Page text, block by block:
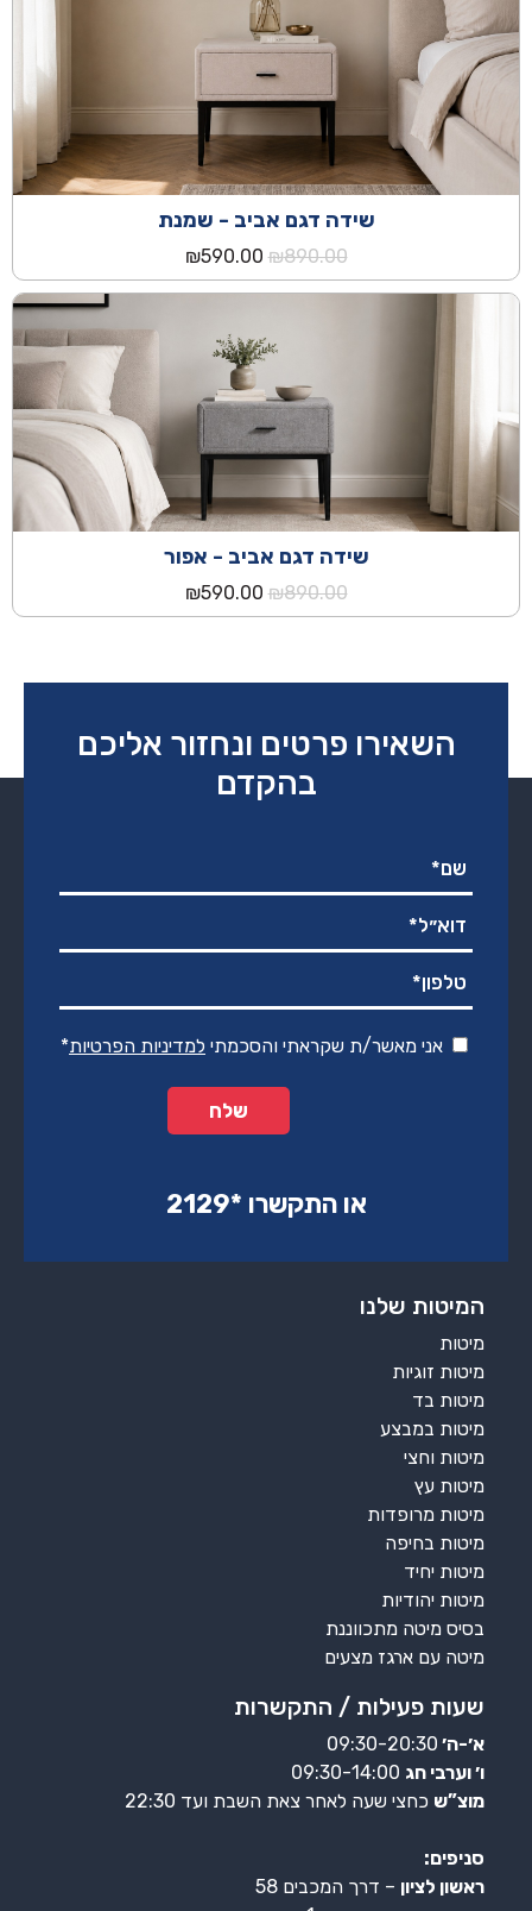
שידה דגם אביב - שמנת
₪890.00
המחיר
המקורי
₪590.00
הנוכחי
שידה דגם אביב - אפור
₪890.00
המחיר
המקורי
₪590.00
הנוכחי
השאירו פרטים ונחזור אליכם
בהקדם
אני מאשר/ת שקראתי והסכמתי למדיניות הפרטיות*
או התקשרו ‏*2129‏
המיטות שלנו
מיטות
מיטות זוגיות
מיטות בד
מיטות במבצע
מיטות וחצי
מיטות עץ
מיטות מרופדות
מיטות בחיפה
מיטות יחיד
מיטות יהודיות
בסיס מיטה מתכווננת
מיטה עם ארגז מצעים
שעות פעילות / התקשרות
א׳-ה׳ 09:30-20:30
ו׳ וערבי חג
מוצ”ש כחצי שעה לאחר צאת השבת ועד 22:30
סניפים:
ראשון לציון – דרך המכבים 58